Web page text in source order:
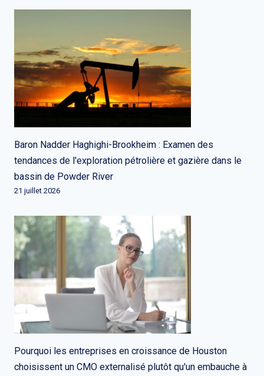
Baron Nadder Haghighi-Brookheim : Examen des
tendances de l'exploration pétrolière et gazière dans le
bassin de Powder River
21 juillet 2026
Pourquoi les entreprises en croissance de Houston
choisissent un CMO externalisé plutôt qu'un embauche à